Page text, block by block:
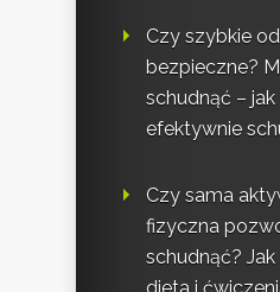
Czy szybkie
bezpieczne?
schudnąć –
efektywnie
Czy sama
fizyczna
schudnąć?